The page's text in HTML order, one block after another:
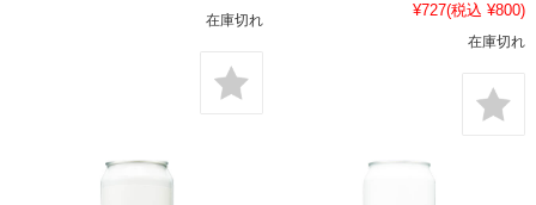
在庫切れ
¥727(税込 ¥800)
在庫切れ